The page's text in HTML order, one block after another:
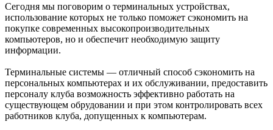
Cегодня мы поговорим о терминальных устройствах,
использование которых не только поможет сэкономить на
покупке современных высокопроизводительных
компьютеров, но и обеспечит необходимую защиту
информации.
Терминальные системы — отличный способ сэкономить на
персональных компьютерах и их обслуживании, предоставить
персоналу клуба возможность эффективно работать на
существующем обрудовании и при этом контролировать всех
работников клуба, допущенных к компьютерам.